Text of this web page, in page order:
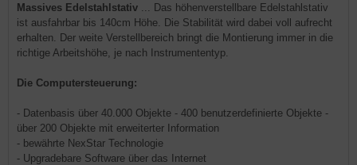
Massives Edelstahlstativ
... Das höhenverstellbare Edelstahlstativ
ist ausfahrbar bis 140cm Höhe. Die Stabilität wird dabei voll aufrecht
erhalten. Der weite Verstellbereich bringt die Montierung immer in die
richtige Arbeitshöhe, je nach Instrumententyp.
Die Computersteuerung:
- Datenbasis über 40.000 Objekte - 400 benutzerdefinierte Objekte -
über 200 Objekte mit erweiterter Information
- bewährte NexStar Technologie
- Upgradebare Software über das Internet